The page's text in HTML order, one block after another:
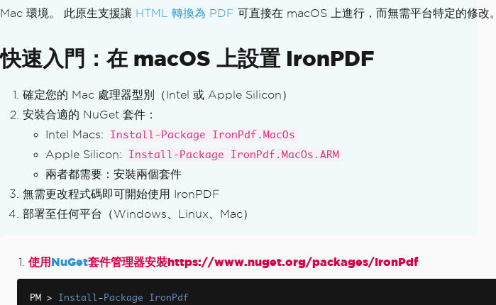
從網址匯入 PDF
圖片來自 PDF
將 DOCX 轉換為 PDF
將 MD 轉換為 PDF
將 XML 轉換為 PDF
PDF 轉 HTML
PDF to SVG
動態網頁轉 PDF
從 ASPX 頁面產生 PDF
XAML 轉 PDF (MAUI)
產生 PDF 報告
Razor 轉 PDF (Blazor Server)
CSHTML 轉 PDF（Razor Pages）
CSHTML 轉 PDF (MVC Core)
Mac 環境。 此原生支援讓 HTML 轉換為 PDF 可直接在 macOS 上進行，而無需平台特定的修改。
快速入門：在 macOS 上設置 IronPDF
確定您的 Mac 處理器型別（Intel 或 Apple Silicon）
安裝合適的 NuGet 套件：
Intel Macs:
Install-Package IronPdf.MacOs
Apple Silicon: Install-Package IronPdf.MacOs.ARM
兩者都需要：安裝兩個套件
無需更改程式碼即可開始使用 IronPDF
部署至任何平台（Windows、Linux、Mac）
使用 NuGet套件管理器安裝https://www.nuget.org/packages/IronPdf
PM > Install- Package IronPdf